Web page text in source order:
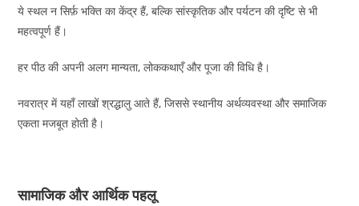
ये स्थल न सिर्फ़ भक्ति का केंद्र हैं, बल्कि सांस्कृतिक और पर्यटन की दृष्टि से भी
महत्वपूर्ण हैं।
हर पीठ की अपनी अलग मान्यता, लोककथाएँ और पूजा की विधि है।
नवरात्र में यहाँ लाखों श्रद्धालु आते हैं, जिससे स्थानीय अर्थव्यवस्था और समाजिक
एकता मजबूत होती है।
सामाजिक और आर्थिक पहलू